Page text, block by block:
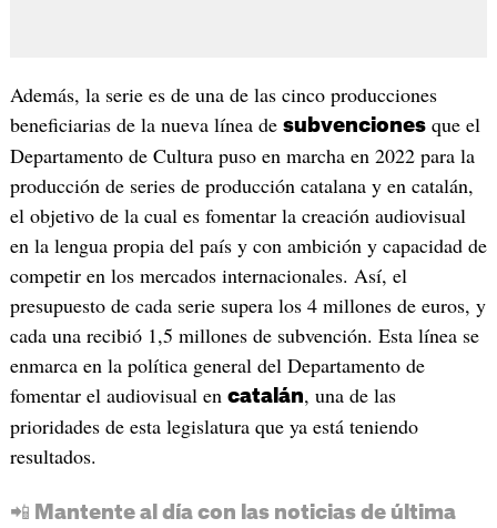
Además, la serie es de una de las cinco producciones
beneficiarias de la nueva línea de subvencionesque el
Departamento de Cultura puso en marcha en 2022 para la
producción de series de producción catalana y en catalán,
el objetivo de la cual es fomentar la creación audiovisual
en la lengua propia del país y con ambición y capacidad de
competir en los mercados internacionales. Así, el
presupuesto de cada serie supera los 4 millones de euros, y
cada una recibió 1,5 millones de subvención. Esta línea se
enmarca en la política general del Departamento de
fomentar el audiovisual en catalán, una de las
prioridades de esta legislatura que ya está teniendo
resultados.
📲 Mantente al día con las noticias de última